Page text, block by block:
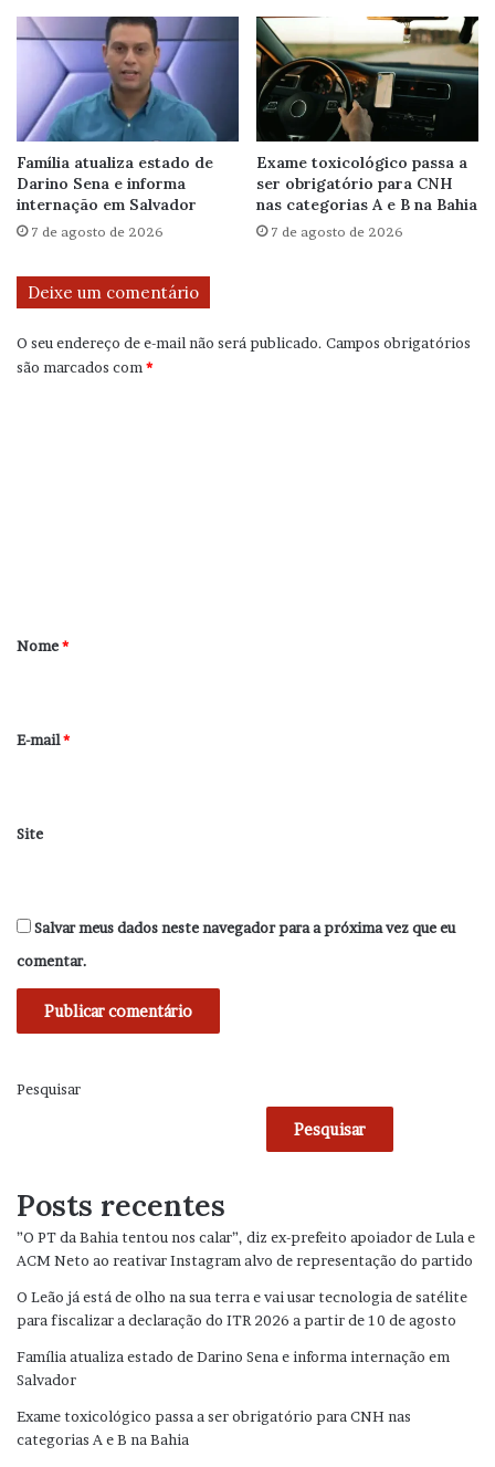
Família atualiza estado de
Darino Sena e informa
internação em Salvador
7 de agosto de 2026
Exame toxicológico passa a
ser obrigatório para CNH
nas categorias A e B na Bahia
7 de agosto de 2026
Deixe um comentário
O seu endereço de e-mail não será publicado. Campos obrigatórios
são marcados com*
r
*
Nome*
E-mail*
Site
Salvar meus dados neste navegador para a próxima vez que eu
comentar.
Pesquisar
Pesquisar
Posts recentes
”O PT da Bahia tentou nos calar”, diz ex-prefeito apoiador de Lula e
ACM Neto ao reativar Instagram alvo de representação do partido
O Leão já está de olho na sua terra e vai usar tecnologia de satélite
para fiscalizar a declaração do ITR 2026 a partir de 10 de agosto
Família atualiza estado de Darino Sena e informa internação em
Salvador
Exame toxicológico passa a ser obrigatório para CNH nas
categorias A e B na Bahia